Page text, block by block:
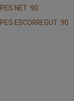
PES NET: 90
PES ESCORREGUT: 90